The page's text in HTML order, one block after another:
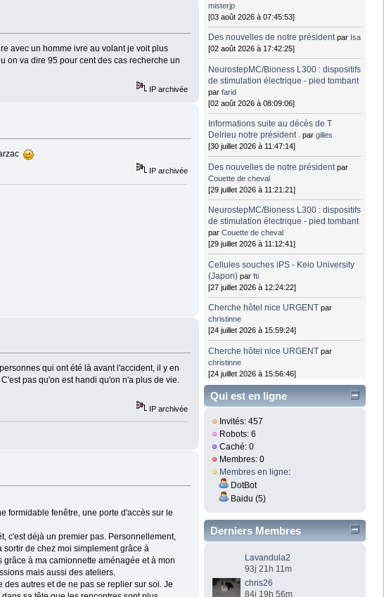
avec un homme ivre au volant je voit plus
on va dire 95 pour cent des cas recherche un
IP archivée
IP archivée
qui ont été là avant l'accident, il y en
pas qu'on est handi qu'on n'a plus de vie.
IP archivée
formidable fenêtre, une porte d'accès sur le
c'est déjà un premier pas. Personnellement,
de chez moi simplement grâce à
à ma camionnette aménagée et à mon
mais aussi des ateliers.
autres et de ne pas se replier sur soi. Je
misterjp
[03 août 2026 à 07:45:53]
Des nouvelles de notre président par Isa
[02 août 2026 à 17:42:25]
NeurostepMC/Bioness L300 : dispositifs
de stimulation électrique - pied tombant
parfarid
[02 août 2026 à 08:09:06]
Informations suite au décès de T
Delrieu notre président . pargilles
[30 juillet 2026 à 11:47:14]
Des nouvelles de notre président par
Couette de cheval
[29 juillet 2026 à 11:21:21]
NeurostepMC/Bioness L300 : dispositifs
de stimulation électrique - pied tombant
parCouette de cheval
[29 juillet 2026 à 11:12:41]
Cellules souches iPS - Keio University
(Japon) parfti
[27 juillet 2026 à 12:24:22]
Cherche hôtel nice URGENT par
christinne
[24 juillet 2026 à 15:59:24]
Cherche hôtel nice URGENT par
christinne
[24 juillet 2026 à 15:56:46]
Qui est en ligne
Invités: 457
Robots: 6
Caché: 0
Membres: 0
Membres en ligne:
DotBot
Baidu (5)
Derniers Membres
Lavandula2
93j 21h 11m
chris26
84j 19h 56m